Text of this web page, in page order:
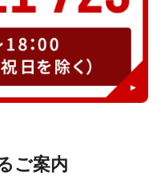
ご案内